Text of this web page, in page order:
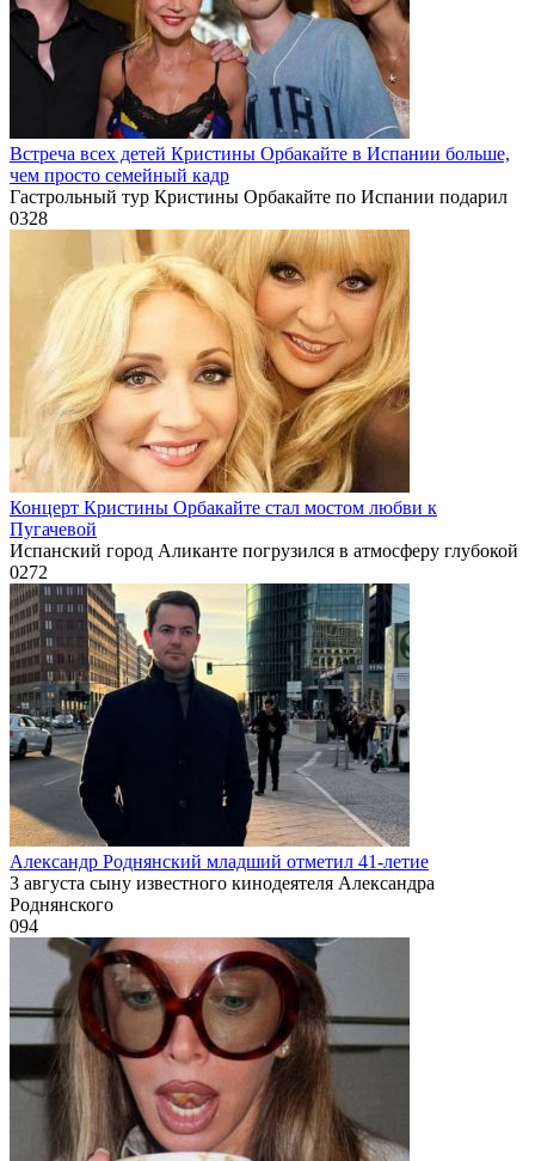
Встреча всех детей Кристины Орбакайте в Испании больше,
чем просто семейный кадр
Гастрольный тур Кристины Орбакайте по Испании подарил
0328
Концерт Кристины Орбакайте стал мостом любви к
Пугачевой
Испанский город Аликанте погрузился в атмосферу глубокой
0272
Александр Роднянский младший отметил 41-летие
3 августа сыну известного кинодеятеля Александра
Роднянского
094